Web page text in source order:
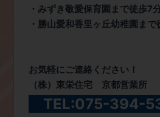
・みずき敬愛保育園まで徒歩7
・勝山愛和香里ヶ丘幼稚園ま
​お気軽にご連絡ください！
​（株）東栄住宅 京都営業所
​TEL:075-394-